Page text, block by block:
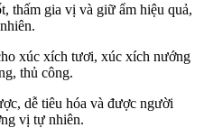
thấm gia vị và giữ ẩm hiệu quả,
xúc xích tươi, xúc xích nướng
thủ công.
dễ tiêu hóa và được người
vị tự nhiên.